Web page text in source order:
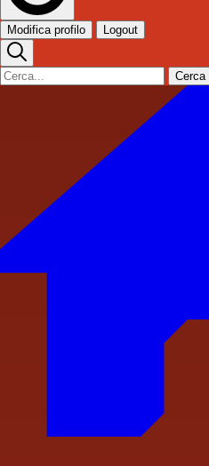
Modifica profilo Logout
Cerca